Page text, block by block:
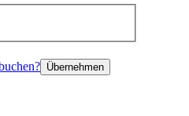
Übernehmen